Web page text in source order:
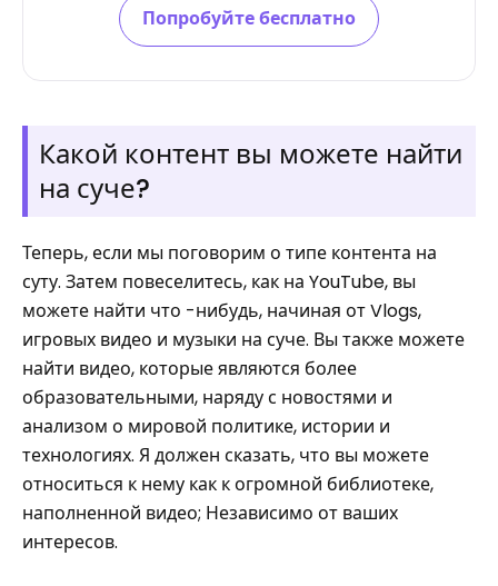
Попробуйте бесплатно
Какой контент вы можете найти
на суче?
Теперь, если мы поговорим о типе контента на
суту. Затем повеселитесь, как на YouTube, вы
можете найти что -нибудь, начиная от Vlogs,
игровых видео и музыки на суче. Вы также можете
найти видео, которые являются более
образовательными, наряду с новостями и
анализом о мировой политике, истории и
технологиях. Я должен сказать, что вы можете
относиться к нему как к огромной библиотеке,
наполненной видео; Независимо от ваших
интересов.